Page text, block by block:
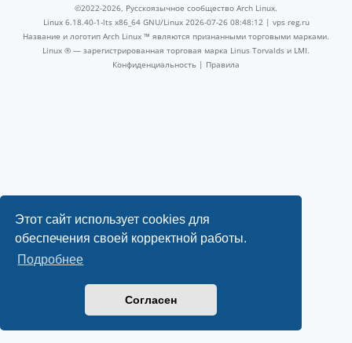
Этот сайт использует cookies для
обеспечения своей корректной работы.
Подробнее
Согласен
©2022-2026, Русскоязычное сообщество Arch Linux.
Linux 6.18.40-1-lts x86_64 GNU/Linux 2026-07-26 08:48:12 | vps reg.ru
Название и логотип Arch Linux ™ являются признанными торговыми марками.
Linux ® — зарегистрированная торговая марка Linus Torvalds и LMI.
Конфиденциальность | Правила